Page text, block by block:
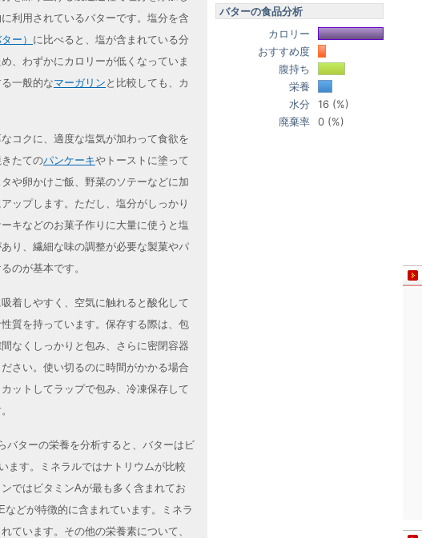
利用されているバターです。塩分を含
ー） に比べると、塩が含まれている分
、わずかにカロリーが低くなっていま
一般的なマーガリン と比較しても、カ
コクに、適度な塩気が加わって食欲を
たてのパンケーキやトーストに塗って
や卵かけご飯、野菜のソテーなどに加
ップします。ただし、塩分がしっかり
キなどのお菓子作りに大量に使うと塩
り、繊細な味の調整が必要な製菓やパ
のが基本です。
着しやすく、空気に触れると酸化して
質を持っています。保存する際は、包
なくしっかりと包み、さらに密閉容器
さい。使い切るのに時間がかかる場合
ットしてラップで包み、冷凍保存して
バターの栄養を分析すると、バターはビ
ます。ミネラルではナトリウムが比較
ではビタミンAが最も多く含まれてお
どが特徴的に含まれています。ミネラ
ています。その他の栄養素について、
バターの食品分析
カロリー
おすすめ度
腹持ち
栄養
水分
16 (%)
廃棄率
0 (%)